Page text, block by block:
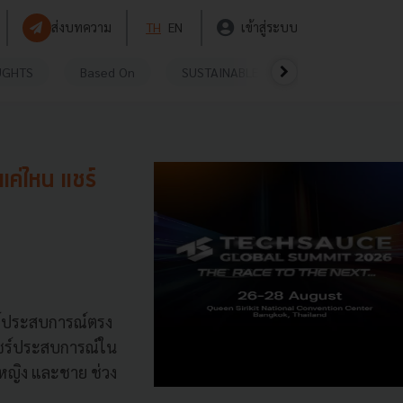
ส่งบทความ TH EN เข้าสู่ระบบ
Based On SUSTAINABLE
ค่ไหน แชร์
ระสบการณ์ตรง
ประสบการณ์ใน
ญิง และชาย ช่วง